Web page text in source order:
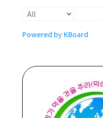
Powered by KBoard